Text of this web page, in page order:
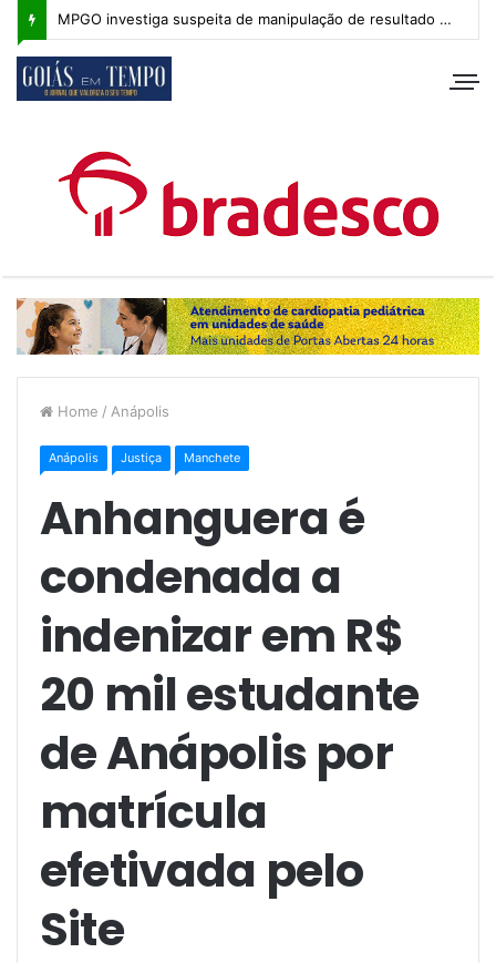
MPGO investiga suspeita de manipulação de resultado na Copa Goiás Sub-20
Home / Anápolis
Anápolis Justiça Manchete
Anhanguera é
condenada a
indenizar em R$
20 mil estudante
de Anápolis por
matrícula
efetivada pelo
Site